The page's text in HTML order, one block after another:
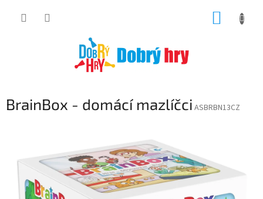
BrainBox - domácí mazlíčci ASBRBN13CZ